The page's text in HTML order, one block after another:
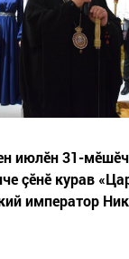
июлӗн 31-
çӗнӗ курав
император